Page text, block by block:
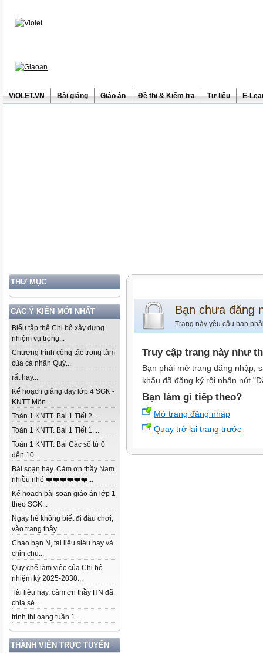
ViOLET.VN Bài giảng Giáo án Đề thi & Kiểm tra Tư liệu E-
THƯ MỤC
CÁC Ý KIẾN MỚI NHẤT
Biểu tập thể Chi bộ xây dựng
nhiệm vụ trọng...
Chương trình công tác trọng tâm
của cá nhân Quý...
rất hay...
Kế hoạch giảng dạy lớp 4 SGK -
KNTT Môn...
Toán 1 KNTT. Bài 1 Tiết 2....
Toán 1 KNTT. Bài 1 Tiết 1....
Toán 1 KNTT. Bài Các số từ 0
đến 10...
Bài soạn hay. Cảm ơn thầy Nam
nhiều nhé ❤️❤️❤️❤️❤️❤️...
Kế hoạch bài soạn giáo án lớp 1
theo SGK...
Ngày hè không biết đi đâu chơi,
vào trang thầy...
Chào bạn N, tài liệu siêu hay và
chỉn chu...
Quy chế làm việc của Chi bộ
nhiệm kỳ 2025-2030...
Tài liệu hay, cảm ơn thầy HN đã
chia sẻ....
trinh thi oang tuần 1 ...
THÀNH VIÊN TRỰC TUYẾN
Bạn chưa đăng
Trang này yêu cầu bạn
Truy cập trang này như
Bạn phải mở trang đăng nhập,
khẩu đã đăng ký rồi nhấn nút
Bạn làm gì tiếp theo?
Mở trang đăng nhập
Quay trở lại trang trước